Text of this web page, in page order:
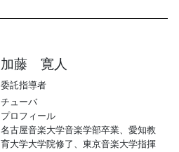
加藤 寛人
委託指導者
チューバ
プロフィール
名古屋音楽大学音楽学部卒業、愛知教
育大学大学院修了、東京音楽大学指揮